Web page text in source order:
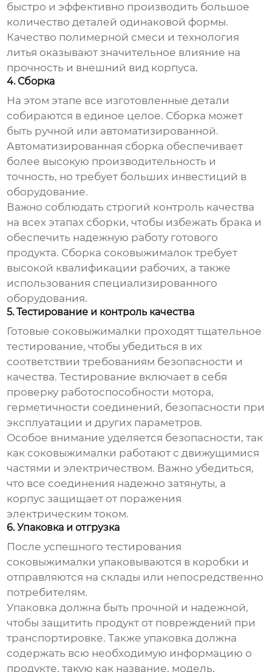
быстро и эффективно производить большое
количество деталей одинаковой формы.
Качество полимерной смеси и технология
литья оказывают значительное влияние на
прочность и внешний вид корпуса.
4. Сборка
На этом этапе все изготовленные детали
собираются в единое целое. Сборка может
быть ручной или автоматизированной.
Автоматизированная сборка обеспечивает
более высокую производительность и
точность, но требует больших инвестиций в
оборудование.
Важно соблюдать строгий контроль качества
на всех этапах сборки, чтобы избежать брака и
обеспечить надежную работу готового
продукта. Сборка соковыжималок требует
высокой квалификации рабочих, а также
использования специализированного
оборудования.
5. Тестирование и контроль качества
Готовые соковыжималки проходят тщательное
тестирование, чтобы убедиться в их
соответствии требованиям безопасности и
качества. Тестирование включает в себя
проверку работоспособности мотора,
герметичности соединений, безопасности при
эксплуатации и других параметров.
Особое внимание уделяется безопасности, так
как соковыжималки работают с движущимися
частями и электричеством. Важно убедиться,
что все соединения надежно затянуты, а
корпус защищает от поражения
электрическим током.
6. Упаковка и отгрузка
После успешного тестирования
соковыжималки упаковываются в коробки и
отправляются на склады или непосредственно
потребителям.
Упаковка должна быть прочной и надежной,
чтобы защитить продукт от повреждений при
транспортировке. Также упаковка должна
содержать всю необходимую информацию о
продукте, такую как название, модель,